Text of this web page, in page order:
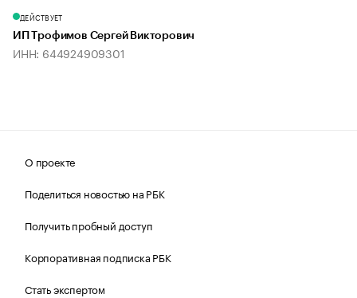
ДЕЙСТВУЕТ
ИП Трофимов Сергей Викторович
ИНН: 644924909301
О проекте
Поделиться новостью на РБК
Получить пробный доступ
Корпоративная подписка РБК
Стать экспертом